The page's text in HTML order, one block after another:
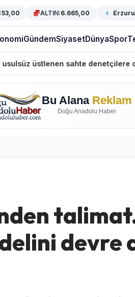
53,00 ALTIN:6.665,00
GündemSiyasetDünyaSpor
sahte denetçilere darbe: Ferhat
Bu Alana Reklam
Doğu Anadolu Haber
devre